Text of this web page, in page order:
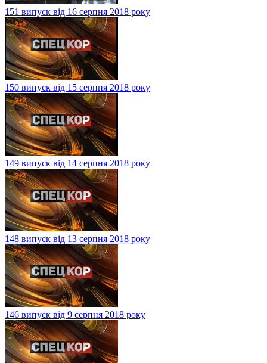
151 випуск від 16 серпня 2018 року
150 випуск від 15 серпня 2018 року
149 випуск від 14 серпня 2018 року
148 випуск від 13 серпня 2018 року
146 випуск від 9 серпня 2018 року